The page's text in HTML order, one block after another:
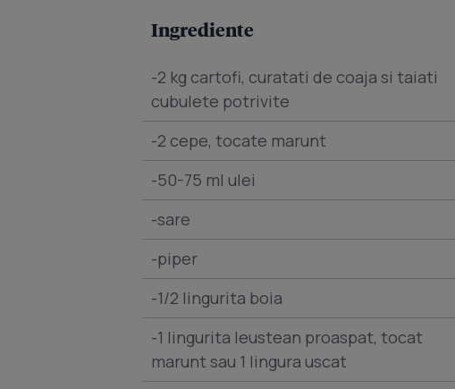
Ingrediente
-2 kg cartofi, curatati de coaja si taiati
cubulete potrivite
-2 cepe, tocate marunt
-50-75 ml ulei
-sare
-piper
-1/2 lingurita boia
-1 lingurita leustean proaspat, tocat
marunt sau 1 lingura uscat